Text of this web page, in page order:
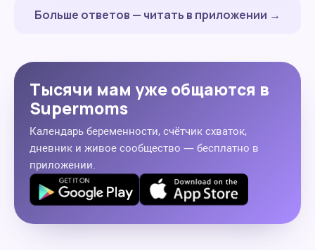
Больше ответов — читать в приложении →
Тысячи мам уже общаются в
Supermoms
Календарь беременности, счётчик схваток,
дневник и живое сообщество — бесплатно в
приложении.